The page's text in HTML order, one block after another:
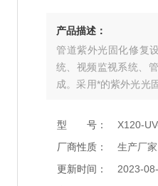
产品描述：
管道紫外光固化修复
统、视频监视系统、
成。采用*的紫外光光
型 号：
X120-
厂商性质：
生产厂家
更新时间：
2023-